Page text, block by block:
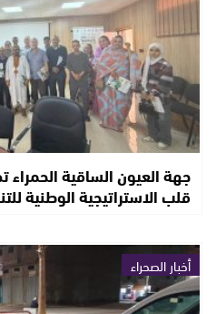
جهة العيون الساقية الحمراء
قلب الاستراتيجية الوطنية
أخبار الصحراء